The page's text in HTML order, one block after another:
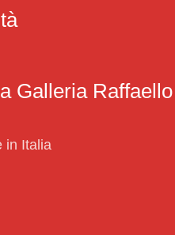
Galleria Raffaello
in Italia